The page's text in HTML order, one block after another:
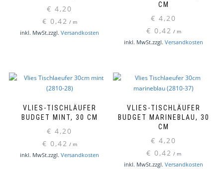
€ 4,20
€ 0,42 / m
inkl. MwSt.zzgl. Versandkosten
CM
€ 4,20
€ 0,42 / m
inkl. MwSt.zzgl. Versandkosten
VLIES-TISCHLÄUFER
BUDGET MINT, 30 CM
€ 4,20
€ 0,42 / m
inkl. MwSt.zzgl. Versandkosten
VLIES-TISCHLÄUFER
BUDGET MARINEBLAU, 30
CM
€ 4,20
€ 0,42 / m
inkl. MwSt.zzgl. Versandkosten